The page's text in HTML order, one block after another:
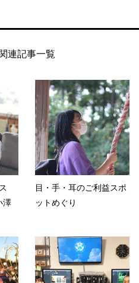
連記事一覧
澤
目・手・耳のご利益スポ
ットめぐり